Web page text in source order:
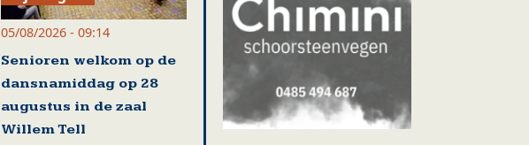
05/08/2026 - 09:14
Senioren welkom op de
dansnamiddag op 28
augustus in de zaal
Willem Tell